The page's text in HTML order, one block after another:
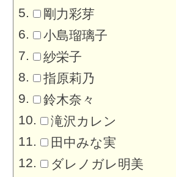
剛力彩芽
小島瑠璃子
紗栄子
指原莉乃
鈴木奈々
滝沢カレン
田中みな実
ダレノガレ明美